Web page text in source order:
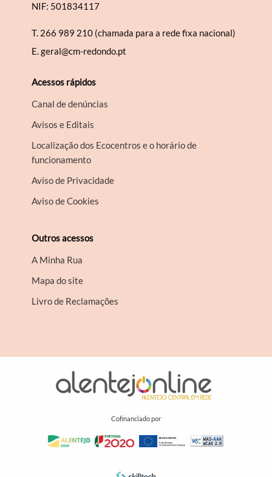
NIF: 501834117
T. 266 989 210 (chamada para a rede fixa nacional)
E.geral@cm-redondo.pt
Acessos rápidos
Canal de denúncias
Avisos e Editais
Localização dos Ecocentros e o horário de
funcionamento
Aviso de Privacidade
Aviso de Cookies
Outros acessos
A Minha Rua
Mapa do site
Livro de Reclamações
Cofinanciado por